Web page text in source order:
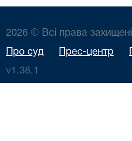
2026 © Всі права захищені
Про суд Прес-центр
v1.38.1